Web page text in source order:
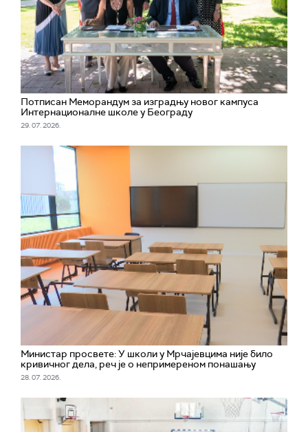
Потписан Меморандум за изградњу новог кампуса
Интернационалне школе у Београду
29. 07. 2026.
Министар просвете: У школи у Мрчајевцима није било
кривичног дела, реч је о непримереном понашању
28. 07. 2026.